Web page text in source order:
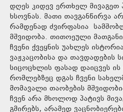
დღეს კიდევ ერთხელ მივაგეთ
ხსოვნას. მათი თავგანწირვა
რამდენად ძვირფასია
მშვიდობა. თითოეული
ჩვენი ქვეყნის უახლეს
ვაჟკაცობისა და თავდადების
სიცოცხლის ფასად დაიცვეს
რომლებზეც დგას ჩვენი
მომავალი თაობების
ჩვენ არა მხოლოდ პატივს
გმირებს, არამედ